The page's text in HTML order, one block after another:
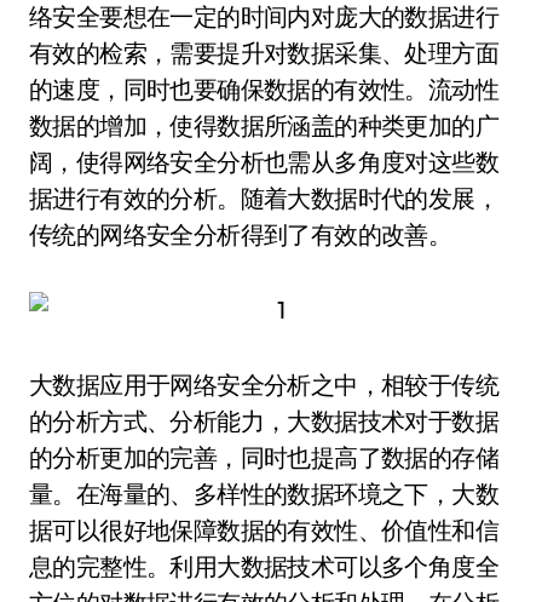
络安全要想在一定的时间内对庞大的数据进行
有效的检索，需要提升对数据采集、处理方面
的速度，同时也要确保数据的有效性。流动性
数据的增加，使得数据所涵盖的种类更加的广
阔，使得网络安全分析也需从多角度对这些数
据进行有效的分析。随着大数据时代的发展，
传统的网络安全分析得到了有效的改善。
大数据应用于网络安全分析之中，相较于传统
的分析方式、分析能力，大数据技术对于数据
的分析更加的完善，同时也提高了数据的存储
量。在海量的、多样性的数据环境之下，大数
据可以很好地保障数据的有效性、价值性和信
息的完整性。利用大数据技术可以多个角度全